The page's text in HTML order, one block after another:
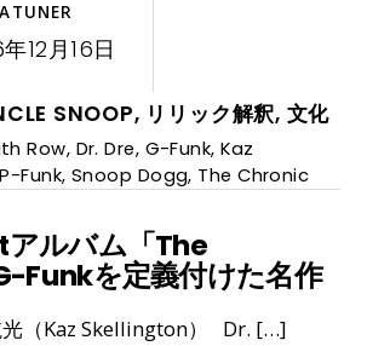
12月16日
SNOOP, リリック解釈, 文化
Row, Dr. Dre, G-Funk,Kaz
P-Funk, Snoop Dogg, The Chronic
アルバム「The
Funkを定義付けた名作
（Kaz Skellington） Dr. […]